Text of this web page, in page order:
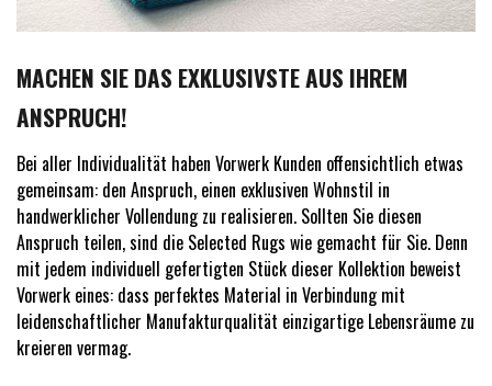
MACHEN SIE DAS EXKLUSIVSTE AUS IHREM
ANSPRUCH!
Bei aller Individualität haben Vorwerk Kunden offensichtlich etwas
gemeinsam: den Anspruch, einen exklusiven Wohnstil in
handwerklicher Vollendung zu realisieren. Sollten Sie diesen
Anspruch teilen, sind die Selected Rugs wie gemacht für Sie. Denn
mit jedem individuell gefertigten Stück dieser Kollektion beweist
Vorwerk eines: dass perfektes Material in Verbindung mit
leidenschaftlicher Manufakturqualität einzigartige Lebensräume zu
kreieren vermag.